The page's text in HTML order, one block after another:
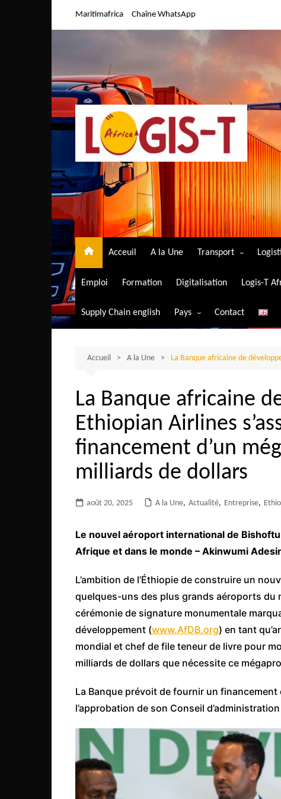
Maritimafrica Chaîne WhatsApp
Acceuil A la Une Transport
Transport aérien
Transport ferroviaire
Transport routier
Emploi Formation Digitalisation Logis-T
Supply Chain english Pays
Algérie
Bénin
Burkina-Faso
Burundi
Cameroun
Centrafrique
Côte d’Ivoire
Egypte
Ethiopie
Gabon
Ghana
Kenya
Lesotho Fr
Contact
Accueil A la Une La Banque africaine de
La Banque africaine
Ethiopian Airlines
financement d’un
milliards de dollars
août 20, 2025 A la Une, Actualité, Entreprise,
Le nouvel aéroport international de
Afrique et dans le monde – Akinwumi
L’ambition de l’Éthiopie de construire un
quelques-uns des plus grands aéroports du
cérémonie de signature monumentale
développement (www.AfDB.org) en tant
mondial et chef de file teneur de livre pour
milliards de dollars que nécessite ce
La Banque prévoit de fournir un
l’approbation de son Conseil